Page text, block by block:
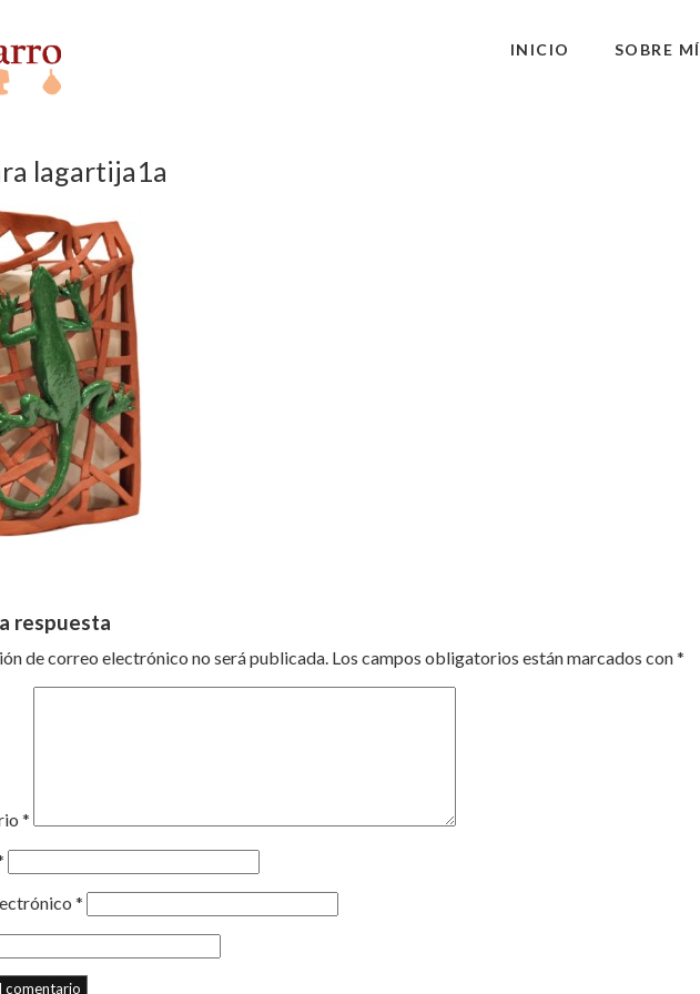
INICIO SOBRE MÍ
lagartija1a
respuesta
de correo electrónico no será publicada. Los campos obligatorios están marcados con*
*
*